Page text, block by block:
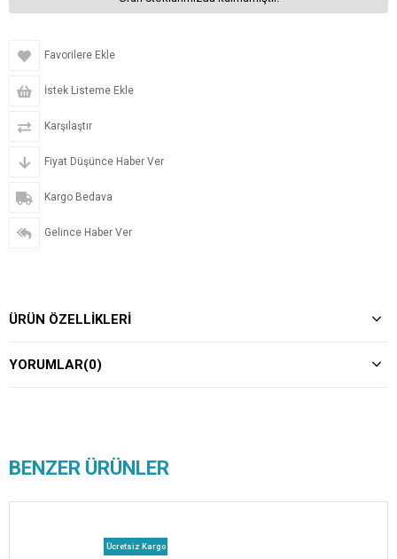
Favorilere Ekle
İstek Listeme Ekle
Karşılaştır
Fiyat Düşünce Haber Ver
Kargo Bedava
Gelince Haber Ver
ÜRÜN ÖZELLIKLERI
YORUMLAR(0)
BENZER ÜRÜNLER
Ücretsiz Kargo